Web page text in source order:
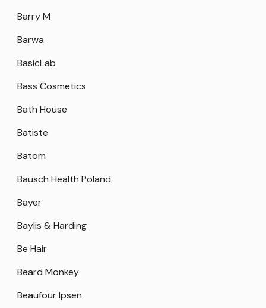
Barry M
Barwa
BasicLab
Bass Cosmetics
Bath House
Batiste
Batom
Bausch Health Poland
Bayer
Baylis & Harding
Be Hair
Beard Monkey
Beaufour Ipsen